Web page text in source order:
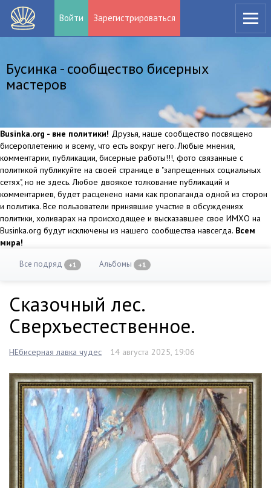
Войти Зарегистрироваться
Бусинка - сообщество бисерных
мастеров
Businka.org - вне политики! Друзья, наше сообщество посвящено
бисероплетению и всему, что есть вокруг него. Любые мнения,
комментарии, публикации, бисерные работы!!!, фото связанные с
политикой публикуйте на своей странице в "запрещенных социальных
сетях", но не здесь. Любое двоякое толкование публикаций и
комментариев, будет расценено нами как пропаганда одной из сторон
и политика. Все пользователи принявшие участие в обсуждениях
политики, холиварах на происходящее и высказавшее свое ИМХО на
Businka.org будут исключены из нашего сообщества навсегда. Всем
мира!
Все подряд +1 Альбомы +1
Сказочный лес.
Сверхъестественное.
НЕбисерная лавка чудес 14 августа 2025, 19:06